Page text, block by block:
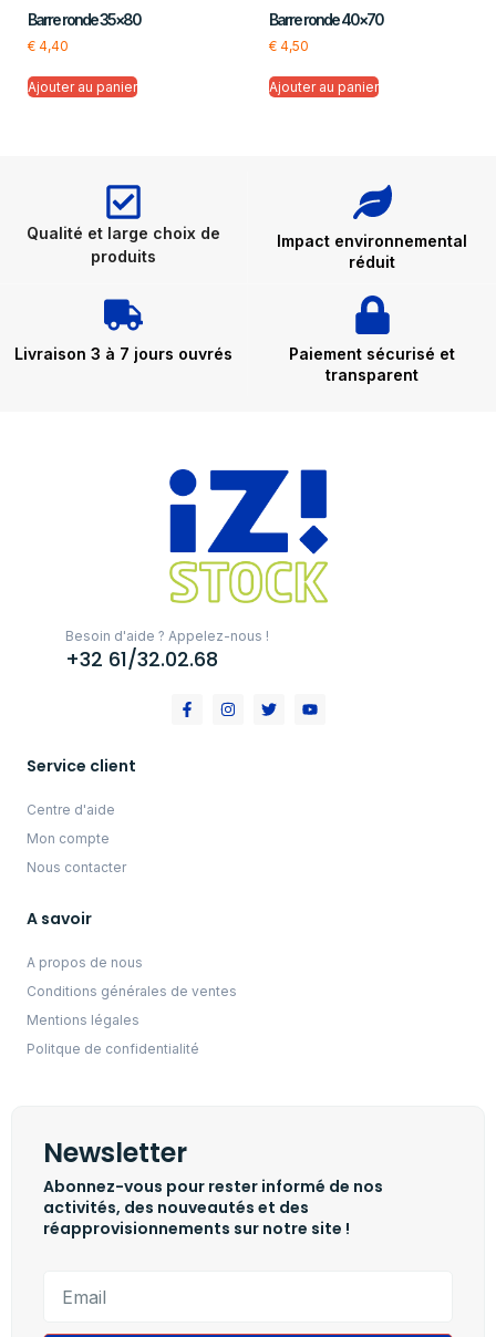
Barre ronde 35×80
€ 4,40
Ajouter au panier
Barre ronde 40×70
€4,50
Ajouter au panier
Qualité et large choix de
produits
Impact environnemental
réduit
Livraison 3 à 7 jours ouvrés
Paiement sécurisé et
transparent
Besoin d'aide ? Appelez-nous !
+32 61/32.02.68
Service client
Centre d'aide
Mon compte
Nous contacter
A savoir
A propos de nous
Conditions générales de ventes
Mentions légales
Politque de confidentialité
Newsletter
Abonnez-vous pour rester informé de nos
activités, des nouveautés et des
réapprovisionnements sur notre site !